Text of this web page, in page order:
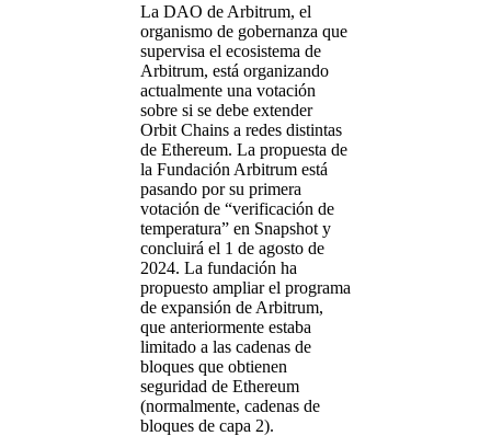
La DAO de Arbitrum, el
organismo de gobernanza que
supervisa el ecosistema de
Arbitrum, está organizando
actualmente una votación
sobre si se debe extender
Orbit Chains a redes distintas
de Ethereum. La propuesta de
la Fundación Arbitrum está
pasando por su primera
votación de “verificación de
temperatura” en Snapshot y
concluirá el 1 de agosto de
2024. La fundación ha
propuesto ampliar el programa
de expansión de Arbitrum,
que anteriormente estaba
limitado a las cadenas de
bloques que obtienen
seguridad de Ethereum
(normalmente, cadenas de
bloques de capa 2).